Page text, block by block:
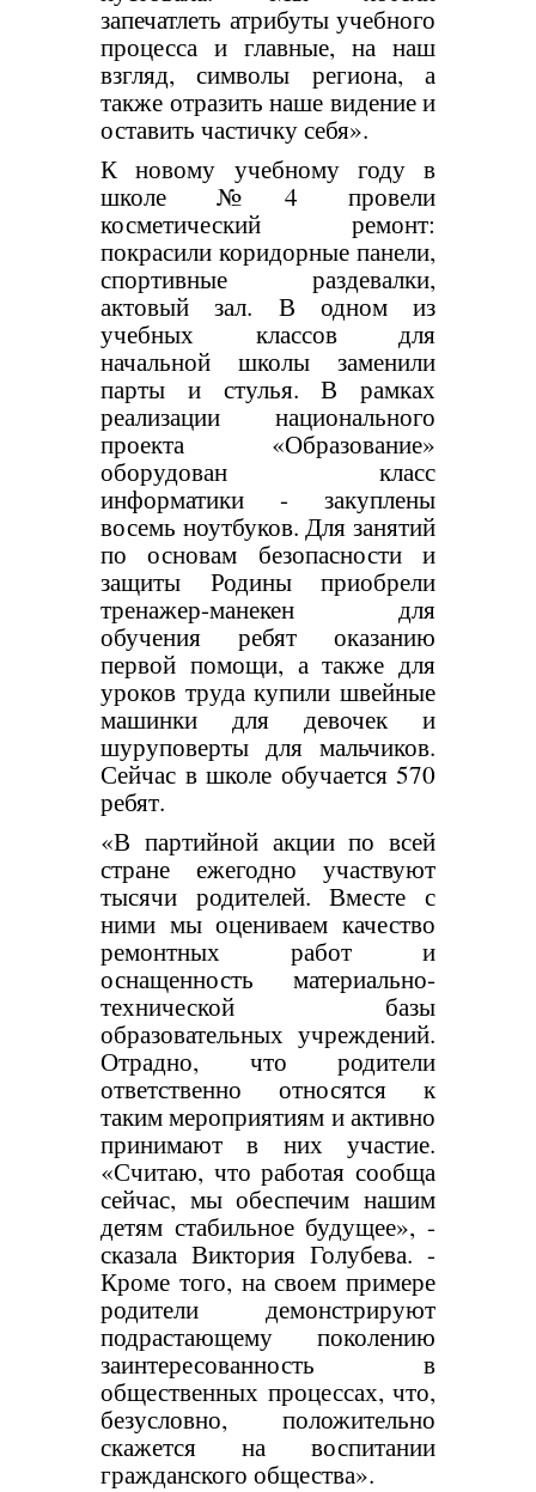
запечатлеть атрибуты учебного
процесса и главные, на наш
взгляд, символы региона, а
также отразить наше видение и
оставить частичку себя».
К новому учебному году в
школе №4 провели
косметический ремонт:
покрасили коридорные панели,
спортивные раздевалки,
актовый зал. В одном из
учебных классов для
начальной школы заменили
парты и стулья. В рамках
реализации национального
проекта «Образование»
оборудован класс
информатики - закуплены
восемь ноутбуков. Для занятий
по основам безопасности и
защиты Родины приобрели
тренажер-манекен для
обучения ребят оказанию
первой помощи, а также для
уроков труда купили швейные
машинки для девочек и
шуруповерты для мальчиков.
Сейчас в школе обучается 570
ребят.
«В партийной акции по всей
стране ежегодно участвуют
тысячи родителей. Вместе с
ними мы оцениваем качество
ремонтных работ и
оснащенность материально-
технической базы
образовательных учреждений.
Отрадно, что родители
ответственно относятся к
таким мероприятиям и активно
принимают в них участие.
«Считаю, что работая сообща
сейчас, мы обеспечим нашим
детям стабильное будущее», -
сказала Виктория Голубева. -
Кроме того, на своем примере
родители демонстрируют
подрастающему поколению
заинтересованность в
общественных процессах, что,
безусловно, положительно
скажется на воспитании
гражданского общества».